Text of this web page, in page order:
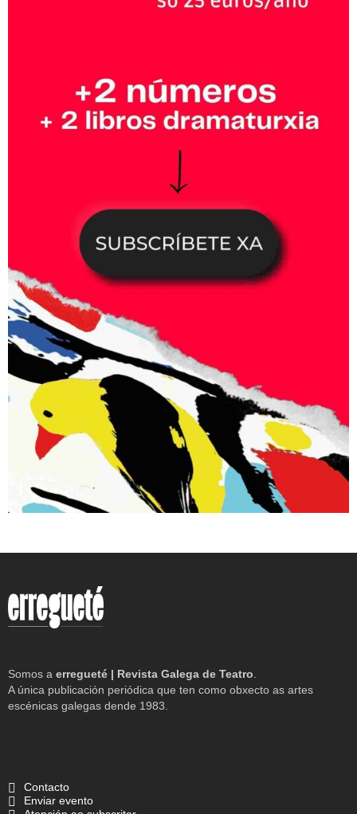
Somos a erregueté | Revista Galega de Teatro.
A única publicación periódica que ten como obxecto as artes
escénicas galegas dende 1983.
Contacto
Enviar evento